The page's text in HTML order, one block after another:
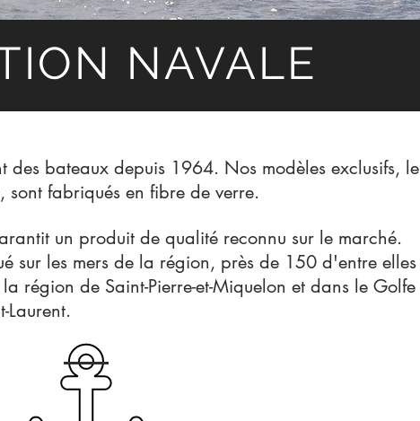
NAVALE
des bateaux depuis 1964. Nos modèles exclusifs, le
, sont fabriqués en fibre de verre.
un produit de qualité reconnu sur le marché.
sur les mers de la région, près de 150 d'entre elles
région de Saint-Pierre-et-Miquelon et dans le Golfe
Laurent.